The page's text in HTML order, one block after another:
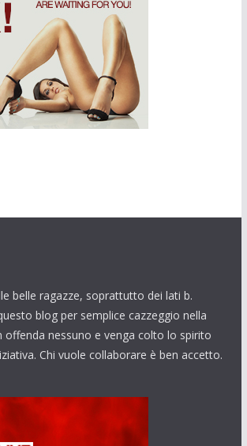
belle ragazze, soprattutto dei lati b.
blog per semplice cazzeggio nella
offenda nessuno e venga colto lo spirito
Chi vuole collaborare è ben accetto.